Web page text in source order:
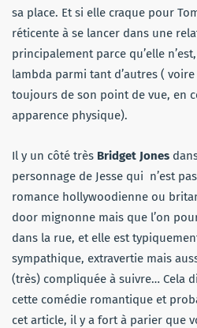
sa place. Et si elle craque pour
réticente à se lancer dans une
principalement parce qu’elle
lambda parmi tant d’autres (
toujours de son point de vue, en
apparence physique).
Il y un côté très Bridget Jones
personnage de Jesse qui n’est
romance hollywoodienne ou
door mignonne mais que l’on
dans la rue, et elle est
sympathique, extravertie mais
(très) compliquée à suivre… Cela
cette comédie romantique et
cet article, il y a fort à parier que